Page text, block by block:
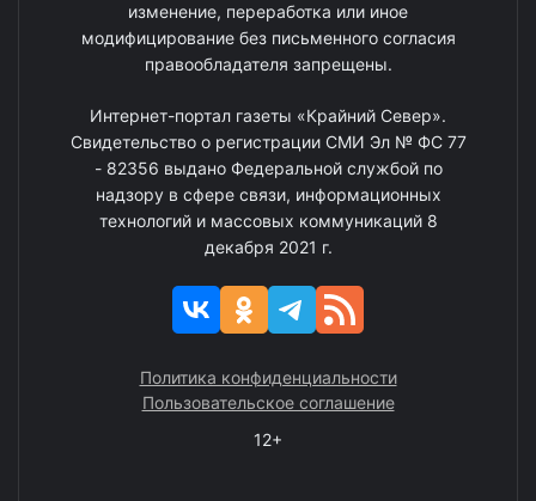
изменение, переработка или иное
модифицирование без письменного согласия
правообладателя запрещены.
Интернет-портал газеты «Крайний Север».
Свидетельство о регистрации СМИ Эл № ФС 77
- 82356 выдано Федеральной службой по
надзору в сфере связи, информационных
технологий и массовых коммуникаций 8
декабря 2021 г.
Политика конфиденциальности
Пользовательское соглашение
12+